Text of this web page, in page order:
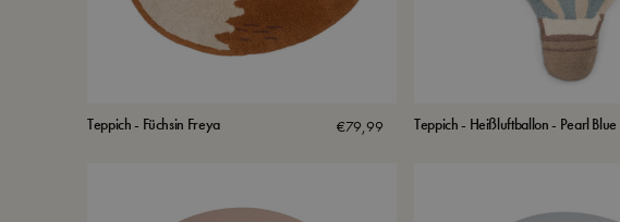
Teppich - Füchsin Freya €79,99 Teppich - Heißluftballon - Pearl Blue